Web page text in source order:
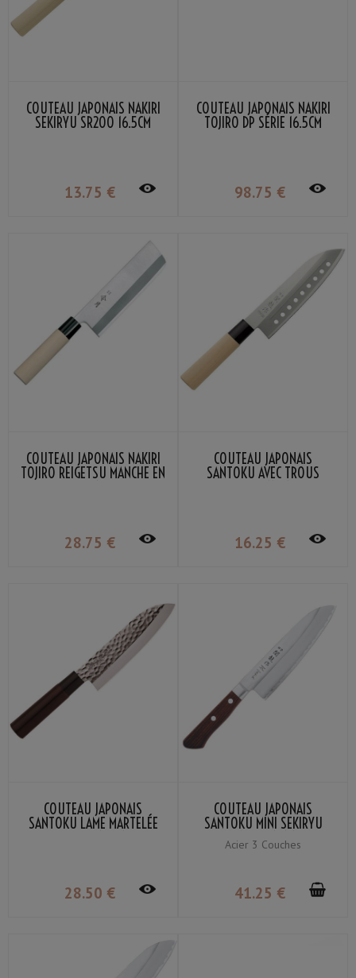
COUTEAU JAPONAIS NAKIRI
SEKIRYU SR200 16.5CM
13.75 €
COUTEAU JAPONAIS NAKIRI
TOJIRO DP SÉRIE 16.5CM
98.75 €
COUTEAU JAPONAIS NAKIRI
TOJIRO REIGETSU MANCHE EN
28.75 €
COUTEAU JAPONAIS
SANTOKU AVEC TROUS
16.25 €
COUTEAU JAPONAIS
SANTOKU LAME MARTELÉE
28.50 €
COUTEAU JAPONAIS
SANTOKU MINI SEKIRYU
HAMON SRW101 14CM
Acier 3 Couches
41.25 €